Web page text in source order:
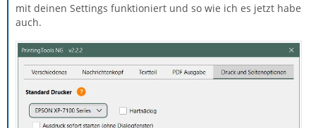
mit deinen Settings funktioniert und so wie ich es jetzt habe
auch.